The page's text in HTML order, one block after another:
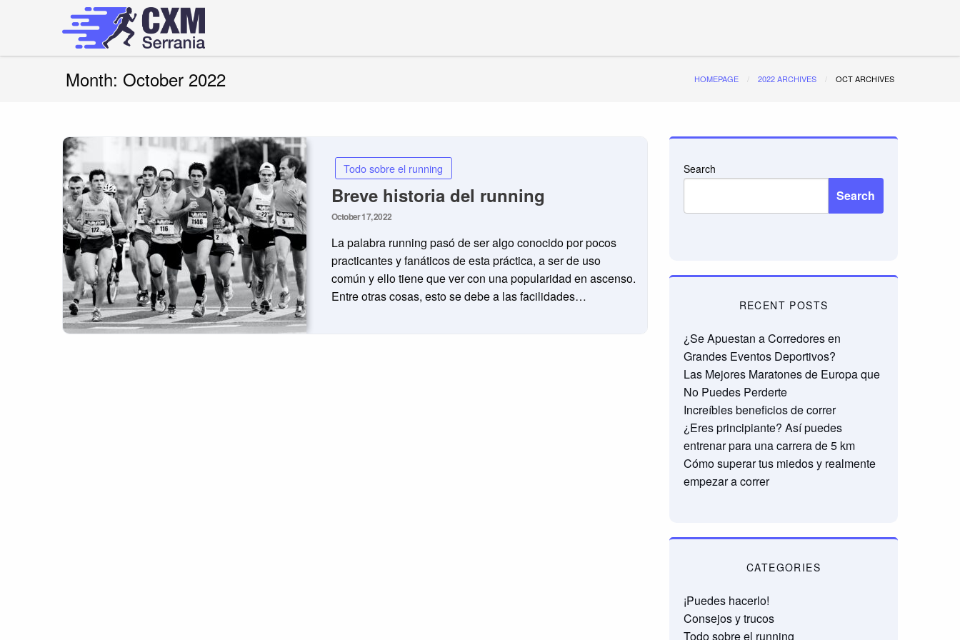
cxmserrania.es
Month: October 2022 HOMEPAGE 2022 ARCHIVES OCT ARCHIVES
Todo sobre el running
Breve historia del running
Posted
October 17, 2022
La palabra running pasó de ser algo conocido por pocos
practicantes y fanáticos de esta práctica, a ser de uso
común y ello tiene que ver con una popularidad en ascenso.
Entre otras cosas, esto se debe a las facilidades…
Search
Search
RECENT POSTS
¿Se Apuestan a Corredores en
Grandes Eventos Deportivos?
Las Mejores Maratones de Europa que
No Puedes Perderte
Increíbles beneficios de correr
¿Eres principiante? Así puedes
entrenar para una carrera de 5 km
Cómo superar tus miedos y realmente
empezar a correr
CATEGORIES
¡Puedes hacerlo!
Consejos y trucos
Todo sobre el running